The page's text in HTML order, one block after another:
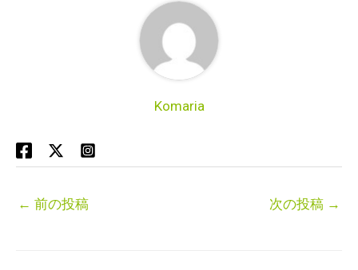
Komaria
← 前の投稿 次の投稿 →